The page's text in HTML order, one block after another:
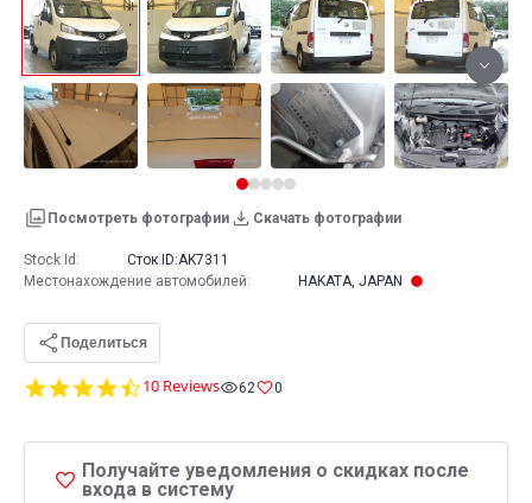
Посмотреть фотографии Скачать фотографии
4.6
10 Reviews 62 0
Получайте уведомления о скидках после
входа в систему
Stock Id: Сток ID:AK7311
Местонахождение автомобилей: HAKATA, JAPAN
Поделиться